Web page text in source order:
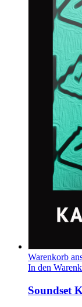
Warenkorb
In den
Soundset